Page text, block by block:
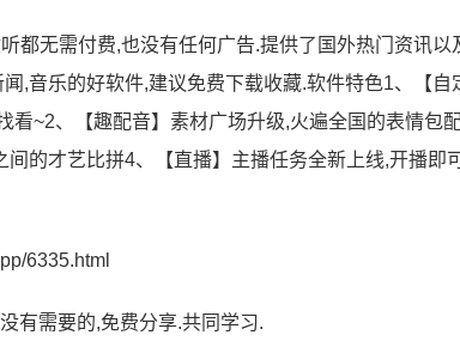
都无需付费,也没有任何广告.提供了国外热门资讯以
,音乐的好软件,建议免费下载收藏.软件特色1、【自
看~2、【趣配音】素材广场升级,火遍全国的表情包
的才艺比拼4、【直播】主播任务全新上线,开播即
6335.html
有需要的,免费分享.共同学习.